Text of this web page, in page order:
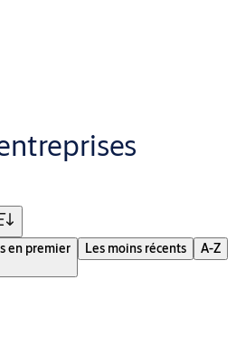
en premier Les moins récents A-Z